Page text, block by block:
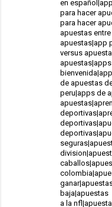
en
para hacer
para hacer
apuestas
apuestas|app
versus
de apuestas
peru|apps de
baja|apuestas
a la